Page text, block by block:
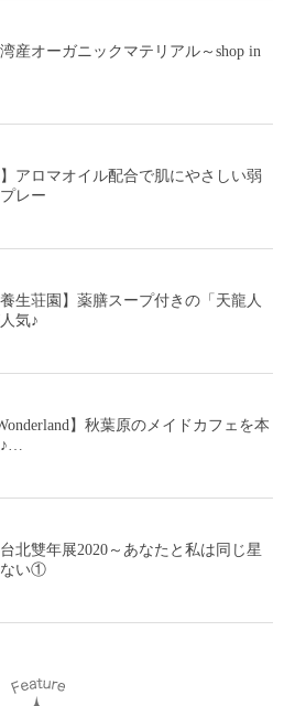
湾産オーガニックマテリアル～shop in
】アロマオイル配合で肌にやさしい弱
レー
養生荘園】薬膳スープ付きの「天龍人
気♪
】秋葉原のメイドカフェを本
♪…
台北雙年展2020～あなたと私は同じ星
ない①